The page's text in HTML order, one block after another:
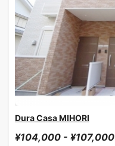
Dura Casa MIHORI
¥104,000 - ¥107,000